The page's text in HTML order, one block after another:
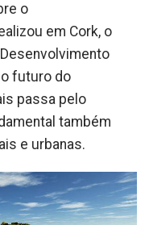
o
em Cork, o
o futuro do
passa pelo
também
e urbanas.